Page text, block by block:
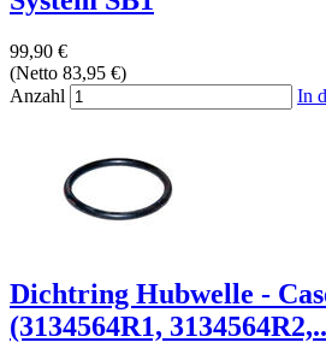
99,90 €
(Netto 83,95 €)
Anzahl
In
Dichtring Hubwelle -
(3134564R1,